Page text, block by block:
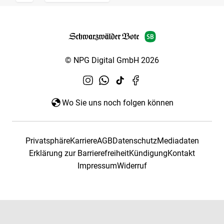
© NPG Digital GmbH 2026
Wo Sie uns noch folgen können
PrivatsphäreKarriereAGBDatenschutzMediadaten
Erklärung zur BarrierefreiheitKündigungKontakt
ImpressumWiderruf